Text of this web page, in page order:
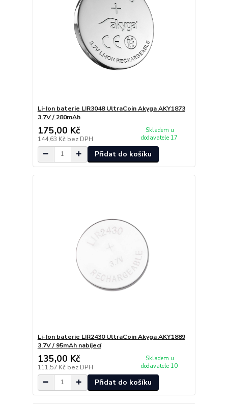
Li-Ion baterie LIR3048 UltraCoin Akyga AKY1873
3.7V / 280mAh
175,00 Kč
144,63 Kč bez DPH
Skladem u
dodavatele 17
Přidat do košíku
Li-Ion baterie LIR2430 UltraCoin Akyga AKY1889
3.7V / 95mAh nabíjecí
135,00 Kč
111,57 Kč bez DPH
Skladem u
dodavatele 10
Přidat do košíku